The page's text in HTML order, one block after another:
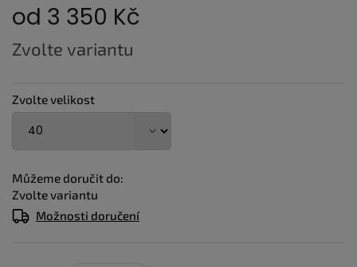
od 3 350 Kč
Měrná
cena:
Zvolte variantu
Zvolte velikost
Můžeme doručit do:
Zvolte variantu
Možnosti doručení